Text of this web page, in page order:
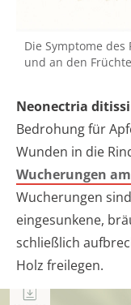
Die Symptome
und an den
Neonectria
Bedrohung für
Wunden in die
Wucherungen
Wucherungen
eingesunkene,
schließlich
Holz freilegen.